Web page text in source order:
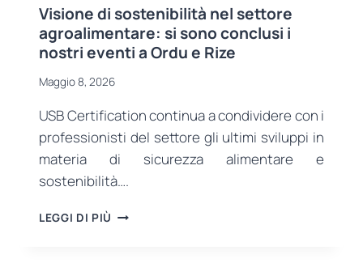
Visione di sostenibilità nel settore
agroalimentare: si sono conclusi i
nostri eventi a Ordu e Rize
Maggio 8, 2026
USB Certification continua a condividere con i
professionisti del settore gli ultimi sviluppi in
materia di sicurezza alimentare e
sostenibilità….
LEGGI DI PIÙ VISIONE